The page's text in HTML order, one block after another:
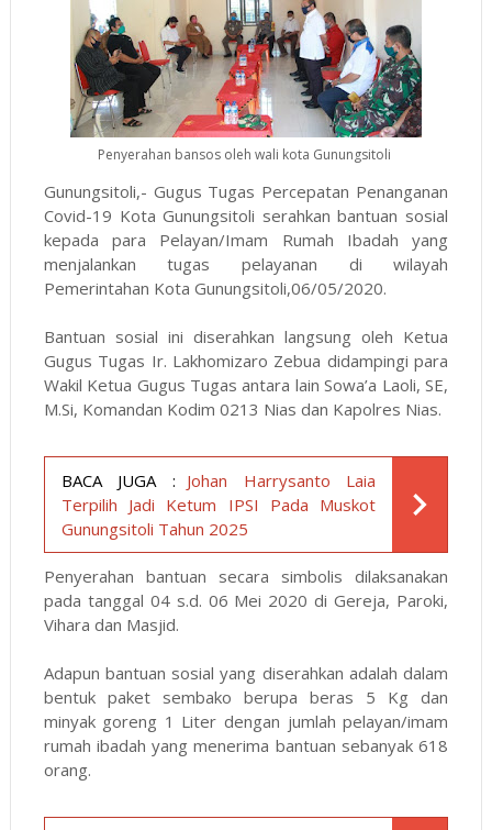
Penyerahan bansos oleh wali kota Gunungsitoli
Gunungsitoli,- Gugus Tugas Percepatan Penanganan
Covid-19 Kota Gunungsitoli serahkan bantuan sosial
kepada para Pelayan/Imam Rumah Ibadah yang
menjalankan tugas pelayanan di wilayah
Pemerintahan Kota Gunungsitoli,06/05/2020.
Bantuan sosial ini diserahkan langsung oleh Ketua
Gugus Tugas Ir. Lakhomizaro Zebua didampingi para
Wakil Ketua Gugus Tugas antara lain Sowa’a Laoli, SE,
M.Si, Komandan Kodim 0213 Nias dan Kapolres Nias.
BACA JUGA : Johan Harrysanto Laia
Terpilih Jadi Ketum IPSI Pada Muskot
Gunungsitoli Tahun 2025
Penyerahan bantuan secara simbolis dilaksanakan
pada tanggal 04 s.d. 06 Mei 2020 di Gereja, Paroki,
Vihara dan Masjid.
Adapun bantuan sosial yang diserahkan adalah dalam
bentuk paket sembako berupa beras 5 Kg dan
minyak goreng 1 Liter dengan jumlah pelayan/imam
rumah ibadah yang menerima bantuan sebanyak 618
orang.